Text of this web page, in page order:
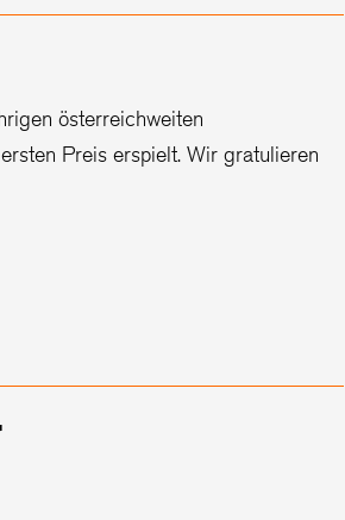
österreichweiten
Preis erspielt. Wir gratulieren